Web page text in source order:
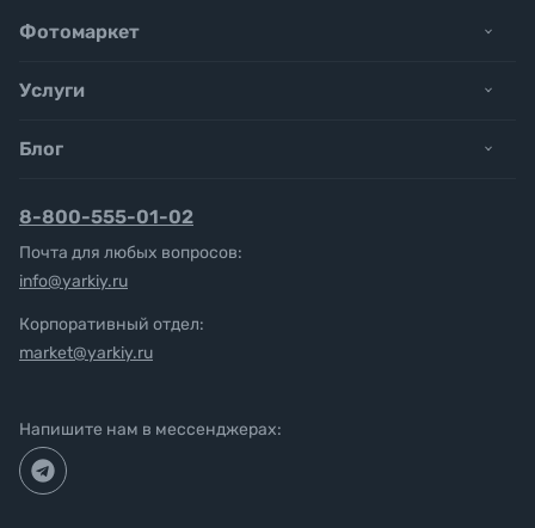
Фотомаркет
Услуги
Блог
8-800-555-01-02
Почта для любых вопросов:
info@yarkiy.ru
Корпоративный отдел:
market@yarkiy.ru
Напишите нам в мессенджерах: